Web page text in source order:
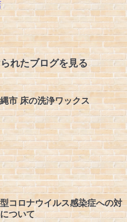
れたブログを見る
市 床の洗浄ワックス
コロナウイルス感染症への対
ついて